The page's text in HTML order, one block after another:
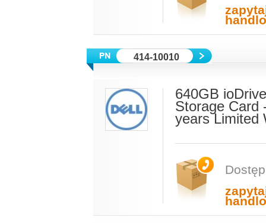
414-10010
640GB
Storage Card
years Limited